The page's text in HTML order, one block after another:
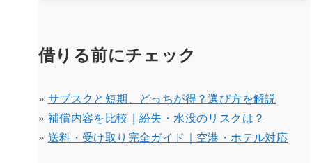
借りる前にチェック
» サブスクと短期、どっちが得？選び方を解説
» 補償内容を比較｜紛失・水没のリスクは？
» 送料・受け取り完全ガイド｜空港・ホテル対応